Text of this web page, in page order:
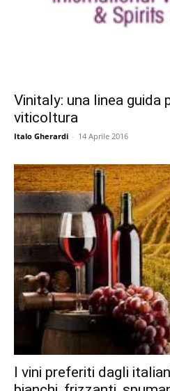
Vinitaly: una linea guida
viticoltura
Italo Gherardi - 14 Aprile 2016
I vini preferiti dagli